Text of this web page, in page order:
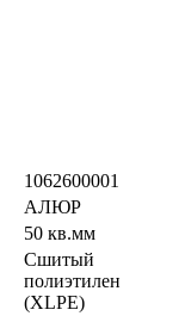
1062600001
АЛЮР
50 кв.мм
Сшитый
полиэтилен
(XLPE)